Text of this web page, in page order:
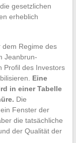
gesetzlichen
erheblich
dem Regime des
Jeanbrun-
Profil des Investors
Eine
in einer Tabelle
Die
Fenster der
die tatsächliche
der Qualität der